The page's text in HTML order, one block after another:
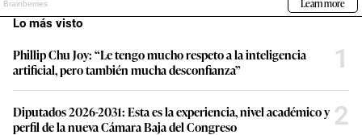
Lo más visto
Phillip Chu Joy: “Le tengo mucho respeto a la inteligencia
artificial, pero también mucha desconfianza”
1
Diputados 2026-2031: Esta es la experiencia, nivel académico y
perfil de la nueva Cámara Baja del Congreso
2